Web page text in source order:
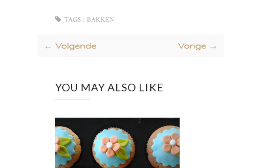
TAGS : BAKKEN
← Volgende Vorige →
YOU MAY ALSO LIKE